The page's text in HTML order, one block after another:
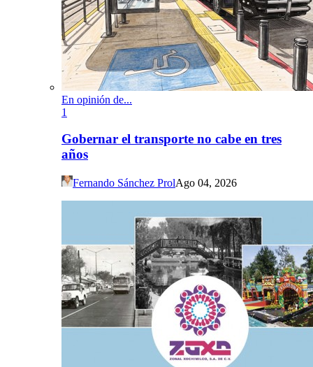
En opinión de...
1
Gobernar el transporte no cabe en tres
años
Fernando Sánchez ProlAgo 04, 2026